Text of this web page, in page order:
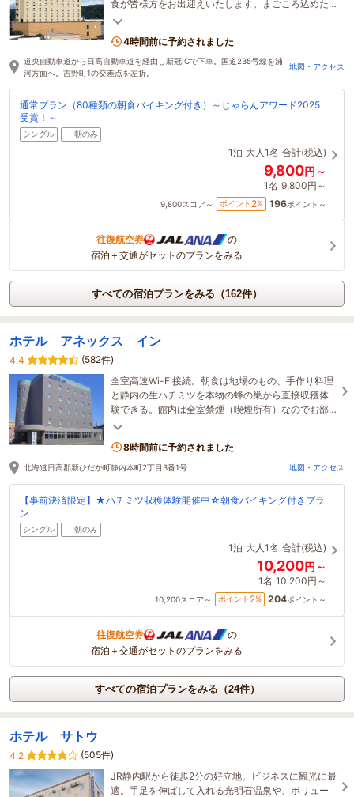
食が皆様方をお出迎えいたします。まごころ込めた
サービスと朝食で最高な朝のひと時をお過ごし下さ
4時間前に予約されました
道央自動車道から日高自動車道を経由し新冠ICで下車。国道235号線を浦
河方面へ。吉野町1の交差点を左折。
地図・アクセス
通常プラン（80種類の朝食バイキング付き）～じゃらんアワード2025
受賞！～
シングル 朝のみ
1泊 大人1名 合計(税込)
9,800円～
1名 9,800円～
9,800スコア～ ポイント 2% 196ポイント～
往復航空券
の
宿泊＋交通がセットのプランをみる
すべての宿泊プランをみる（162件）
ホテル アネックス イン
4.4
(582件)
全室高速Wi-Fi接続。朝食は地場のもの、手作り料理
と静内の生ハチミツを本物の蜂の巣から直接収穫体
験できる。館内は全室禁煙（喫煙所有）なのでお部
屋の空気も良く窓からの眺めは太平洋or日高山脈が
8時間前に予約されました
北海道日高郡新ひだか町静内本町2丁目3番1号 地図・アクセス
【事前決済限定】★ハチミツ収穫体験開催中☆朝食バイキング付きプラ
ン
シングル 朝のみ
1泊 大人1名 合計(税込)
10,200円～
1名 10,200円～
10,200スコア～ ポイント 2% 204ポイント～
往復航空券
の
宿泊＋交通がセットのプランをみる
すべての宿泊プランをみる（24件）
ホテル サトウ
4.2
(505件)
JR静内駅から徒歩2分の好立地。ビジネスに観光に最
適。手足を伸ばして入れる光明石温泉や、ボリュー